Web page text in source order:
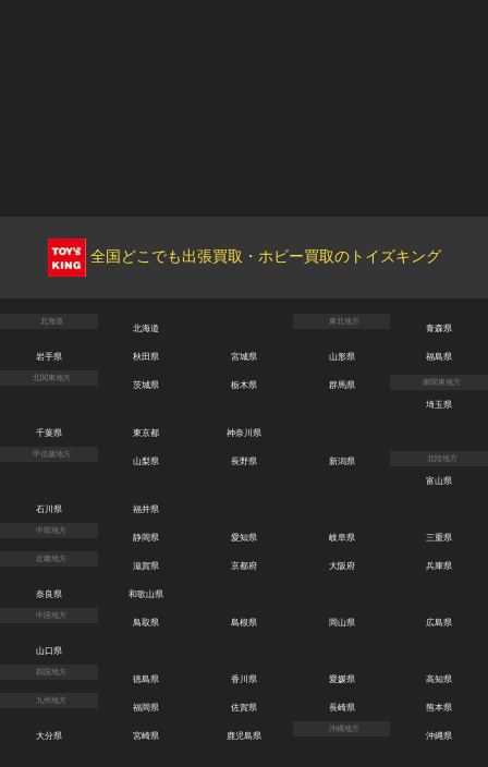
全国どこでも出張買取・ホビー買取のトイズキング
北海道
北海道
東北地方
青森県
岩手県 秋田県 宮城県 山形県 福島県
北関東地方
茨城県 栃木県 群馬県 南関東地方
埼玉県
千葉県 東京都 神奈川県
甲信越地方
山梨県 長野県 新潟県 北陸地方
富山県
石川県 福井県
中部地方
静岡県 愛知県 岐阜県 三重県
近畿地方
滋賀県 京都府 大阪府 兵庫県
奈良県 和歌山県
中国地方
鳥取県 島根県 岡山県 広島県
山口県
四国地方
徳島県 香川県 愛媛県 高知県
九州地方
福岡県 佐賀県 長崎県 熊本県
大分県 宮崎県 鹿児島県
沖縄地方
沖縄県